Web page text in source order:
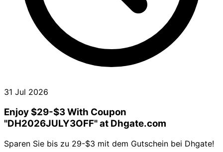
31 Jul 2026
Enjoy $29-$3 With Coupon
"DH2026JULY3OFF" at Dhgate.com
Sparen Sie bis zu 29-$3 mit dem Gutschein bei Dhgate!